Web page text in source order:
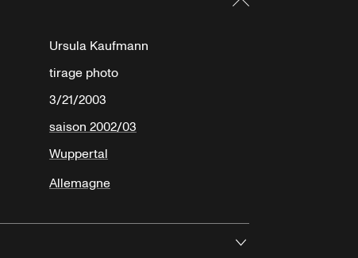
Ursula Kaufmann
tirage photo
3/21/2003
saison 2002/03
Wuppertal
Allemagne